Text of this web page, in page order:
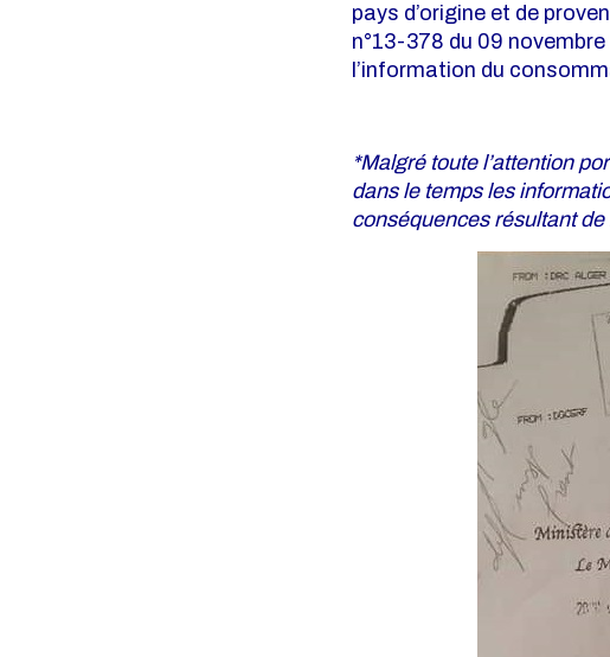
pays d’origine et de
n°13-378 du 09
l’information du
*Malgré toute l’attention
dans le temps les
conséquences résultant